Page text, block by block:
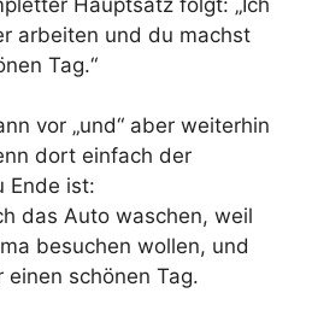
arbeiten und du machst
Tag.“
vor „und“ aber weiterhin
dort einfach der
Ende ist:
das Auto waschen, weil
besuchen wollen, und
einen schönen Tag.